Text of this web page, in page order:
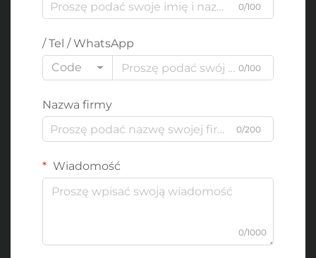
0/100
/ Tel / WhatsApp
Code
0/100
Nazwa firmy
0/200
Wiadomość
0/1000